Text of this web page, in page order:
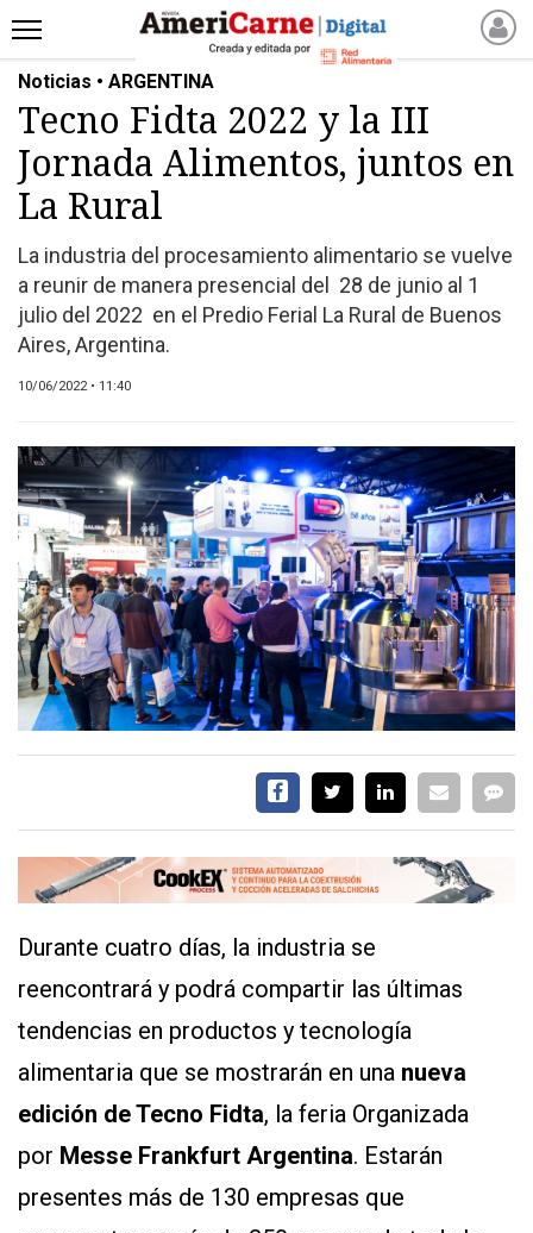
INICIO
NOTICIAS RECIENTES
NOTICIAS
ARTICULOS
PROCESO
PRODUCTO
NUEVOS PRODUCTOS
REVISTAS
CATÁLOGO DE CORTES
DE CARNE VACUNA
EVENTOS Y
CAPACITACIONES
DIRECTORIO
CALENDARIO
MEDIA KIT
TEMAS DESTACADOS
VACAS
INVESTIGACIÓN
AGRO
CONCURSO
PREMIO
SERVICIOS
Noticias • ARGENTINA
Tecno Fidta 2022 y la III
Jornada Alimentos, juntos en
La Rural
La industria del procesamiento alimentario se vuelve
a reunir de manera presencial del 28 de junio al 1
julio del 2022 en el Predio Ferial La Rural de Buenos
Aires, Argentina.
10/06/2022 • 11:40
Durante cuatro días, la industria se
reencontrará y podrá compartir las últimas
tendencias en productos y tecnología
alimentaria que se mostrarán en una nueva
edición de Tecno Fidta, la feria Organizada
por Messe Frankfurt Argentina. Estarán
presentes más de 130 empresas que